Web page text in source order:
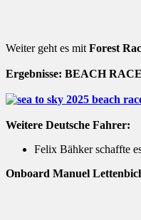
Weiter geht es mit Forest
Ergebnisse: BEACH RACE
Weitere Deutsche Fahrer:
Felix Bähker schaffte
Onboard Manuel